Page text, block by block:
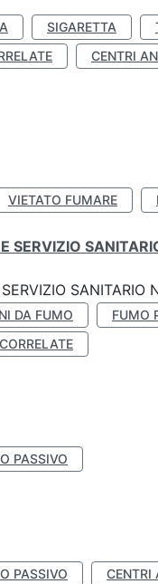
SIGARETTA
CENTRI
VIETATO FUMARE
SERVIZIO
SANITARIO
DA FUMO
FUMO
PASSIVO
PASSIVO CENTRI